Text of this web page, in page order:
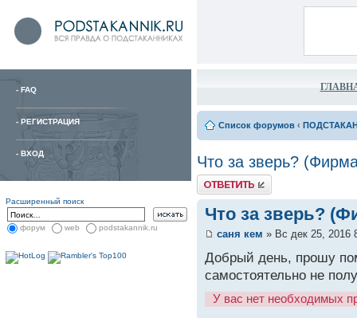
- FAQ
- РЕГИСТРАЦИЯ
- ВХОД
Расширенный поиск
форум web podstakannik.ru
Список форумов ‹
Что за зверь?
Что за зверь?
саня кем » Вс дек 25, 2016
Добрый день, прошу
самостоятельно не
У вас нет необходимых